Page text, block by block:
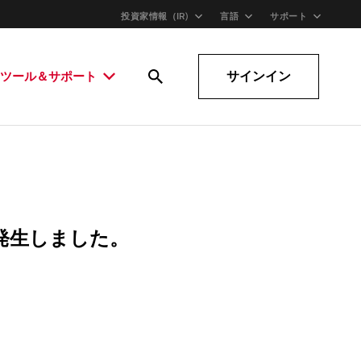
投資家情報（IR) 言語 サポート
ツール＆サポート サインイン
しました。